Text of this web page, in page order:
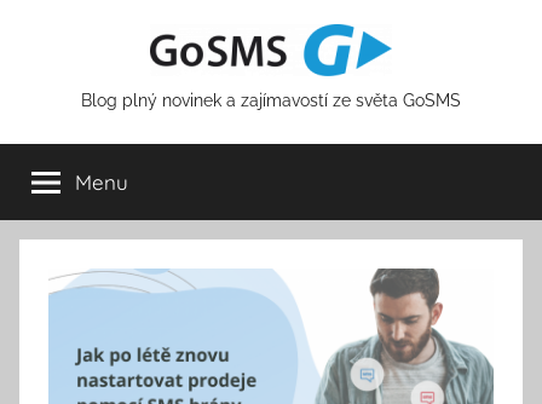
Blog plný novinek a zajímavostí ze světa GoSMS
Menu